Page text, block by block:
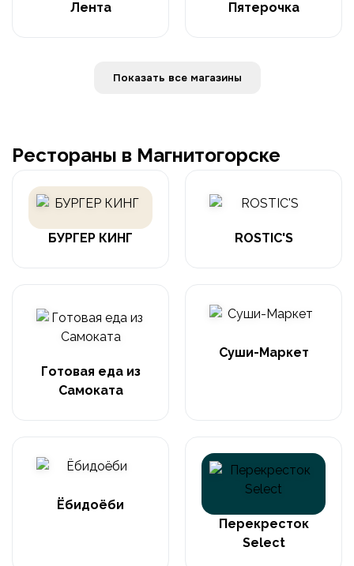
Лента Пятерочка
Показать все магазины
Рестораны в Магнитогорске
БУРГЕР КИНГ ROSTIC'S
Готовая еда из
Самоката
Суши-Маркет
Ёбидоёби
Перекресток
Select